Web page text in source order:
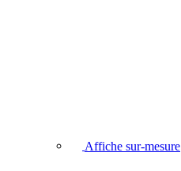
Affiche sur-mesure